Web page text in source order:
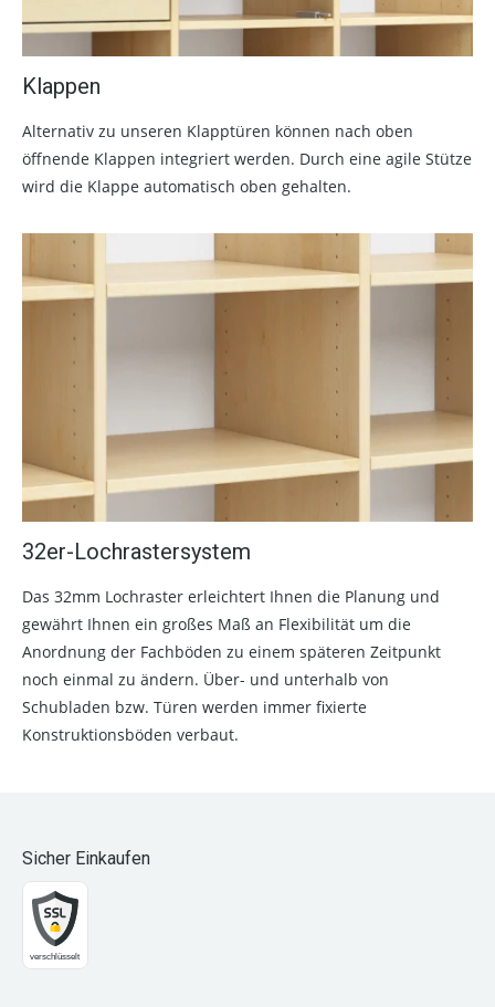
Klappen
Alternativ zu unseren Klapptüren können nach oben
öffnende Klappen integriert werden. Durch eine agile Stütze
wird die Klappe automatisch oben gehalten.
32er-Lochrastersystem
Das 32mm Lochraster erleichtert Ihnen die Planung und
gewährt Ihnen ein großes Maß an Flexibilität um die
Anordnung der Fachböden zu einem späteren Zeitpunkt
noch einmal zu ändern. Über- und unterhalb von
Schubladen bzw. Türen werden immer fixierte
Konstruktionsböden verbaut.
Sicher Einkaufen